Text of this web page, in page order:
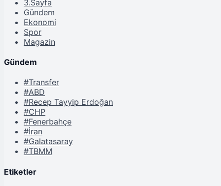
3.Sayfa
Gündem
Ekonomi
Spor
Magazin
Gündem
#Transfer
#ABD
#Recep Tayyip Erdoğan
#CHP
#Fenerbahçe
#İran
#Galatasaray
#TBMM
Etiketler